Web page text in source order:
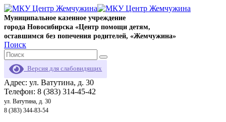
Муниципальное казенное учреждение
города Новосибирска «Центр помощи детям,
оставшимся без попечения родителей, «Жемчужина»
Поиск
Версия для слабовидящих
Адрес: ул. Ватутина, д. 30
Телефон: 8 (383) 314-45-42
ул. Ватутина, д. 30
8 (383) 344-83-54